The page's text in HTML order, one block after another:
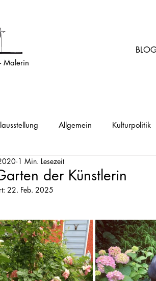
Malerin
Allgemein Kulturpolitik
der Künstlerin
1 Min. Lesezeit
22. Feb. 2025